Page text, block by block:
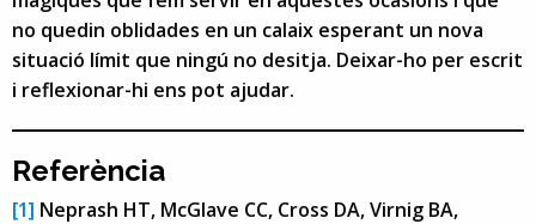
no quedin oblidades en un calaix esperant un nova
situació límit que ningú no desitja. Deixar-ho per escrit
i reflexionar-hi ens pot ajudar.
Referència
[1] Neprash HT, McGlave CC, Cross DA, Virnig BA,